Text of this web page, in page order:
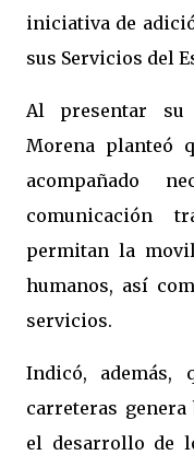
iniciativa de
sus Servicios del
Al presentar
Morena planteó
acompañado
comunicación
permitan la
humanos, así
servicios.
Indicó, además,
carreteras
el desarrollo de